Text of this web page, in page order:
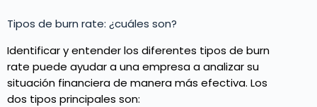
Tipos de burn rate: ¿cuáles son?
Identificar y entender los diferentes tipos de burn
rate puede ayudar a una empresa a analizar su
situación financiera de manera más efectiva. Los
dos tipos principales son: